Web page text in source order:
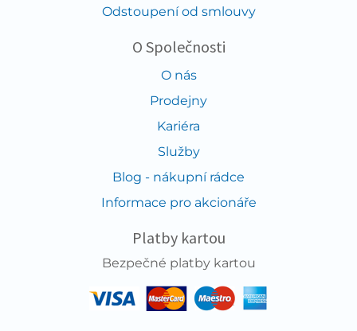
Odstoupení od smlouvy
O Společnosti
O nás
Prodejny
Kariéra
Služby
Blog - nákupní rádce
Informace pro akcionáře
Platby kartou
Bezpečné platby kartou